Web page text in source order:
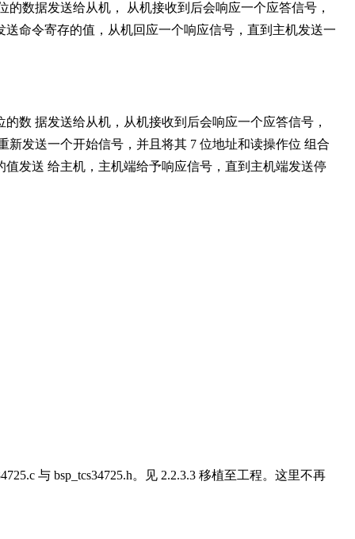
数据发送给从机， 从机接收到后会响应一个应答信号，
命令寄存的值，从机回应一个响应信号，直到主机发送一
数 据发送给从机，从机接收到后会响应一个应答信号，
发送一个开始信号，并且将其 7 位地址和读操作位 组合
发送 给主机，主机端给予响应信号，直到主机端发送停
与 bsp_tcs34725.h。见 2.2.3.3 移植至工程。这里不再